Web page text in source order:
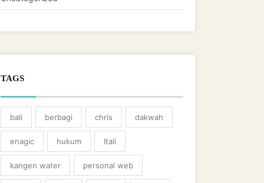
TAGS
bali berbagi chris dakwah
enagic hukum Itali
kangen water personal web